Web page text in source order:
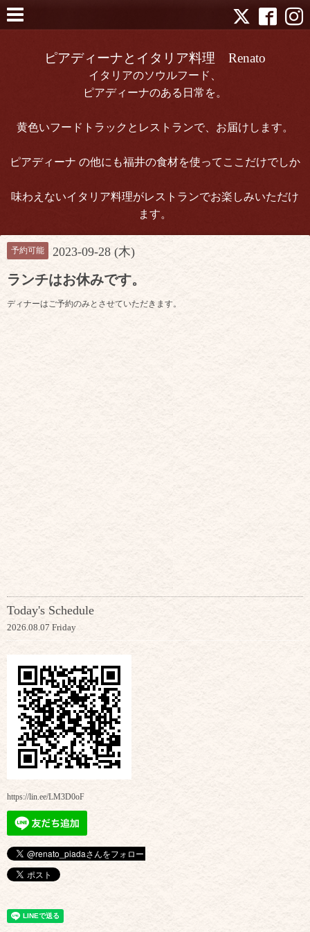
ピアディーナとイタリア料理 Renato
イタリアのソウルフード、
ピアディーナのある日常を。
黄色いフードトラックとレストランで、お届けします。
ピアディーナ の他にも福井の食材を使ってここだけでしか
味わえないイタリア料理がレストランでお楽しみいただけ
ます。
予約可能 2023-09-28 (木)
ランチはお休みです。
ディナーはご予約のみとさせていただきます。
Today's Schedule
2026.08.07 Friday
https://lin.ee/LM3D0oF